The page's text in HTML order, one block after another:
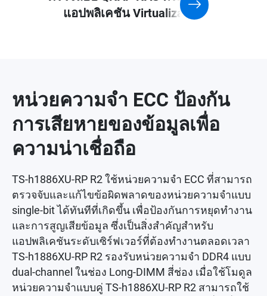
แอปพลิเคชัน Virtualization
หน่วยความจำ ECC ป้องกัน
การเสียหายของข้อมูลเพื่อ
ความน่าเชื่อถือ
TS-h1886XU-RP R2 ใช้หน่วยความจำ ECC ที่สามารถ
ตรวจจับและแก้ไขข้อผิดพลาดของหน่วยความจำแบบ
single-bit ได้ทันทีที่เกิดขึ้น เพื่อป้องกันการหยุดทำงาน
และการสูญเสียข้อมูล ซึ่งเป็นสิ่งสำคัญสำหรับ
แอปพลิเคชันระดับเซิร์ฟเวอร์ที่ต้องทำงานตลอดเวลา
TS-h1886XU-RP R2 รองรับหน่วยความจำ DDR4 แบบ
dual-channel ในช่อง Long-DIMM สี่ช่อง เมื่อใช้โมดูล
หน่วยความจำแบบคู่ TS-h1886XU-RP R2 สามารถใช้